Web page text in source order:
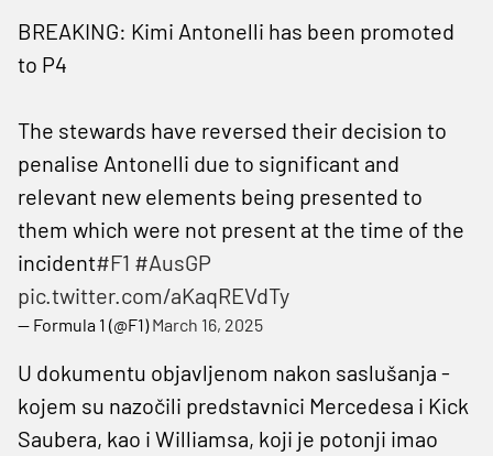
BREAKING: Kimi Antonelli has been promoted
to P4
The stewards have reversed their decision to
penalise Antonelli due to significant and
relevant new elements being presented to
them which were not present at the time of the
incident#F1 #AusGP
pic.twitter.com/aKaqREVdTy
— Formula 1 (@F1)March 16, 2025
U dokumentu objavljenom nakon saslušanja -
kojem su nazočili predstavnici Mercedesa i Kick
Saubera, kao i Williamsa, koji je potonji imao